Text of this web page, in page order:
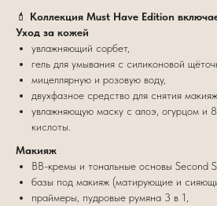
💄
Коллекция Must Have Edition
Уход за кожей
увлажняющий сорбет,
гель для умывания с силиконовой
мицеллярную и розовую воду,
двухфазное средство для снятия
увлажняющую маску с алоэ, огурцом и
кислоты.
Макияж
BB-кремы и тональные основы Second
базы под макияж (матирующие и
праймеры, пудровые румяна 3 в 1,